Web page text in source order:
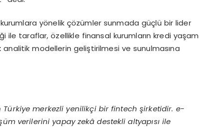
yönelik çözümler sunmada güçlü bir lider
taraflar, özellikle finansal kurumların kredi yaşam
modellerin geliştirilmesi ve sunulmasına
merkezli yenilikçi bir fintech şirketidir. e-
verilerini yapay zekâ destekli altyapısı ile